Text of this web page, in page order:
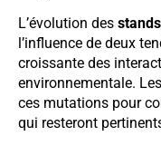
L’évolution des
l’influence de deux
croissante des
environnementale.
ces mutations pour
qui resteront